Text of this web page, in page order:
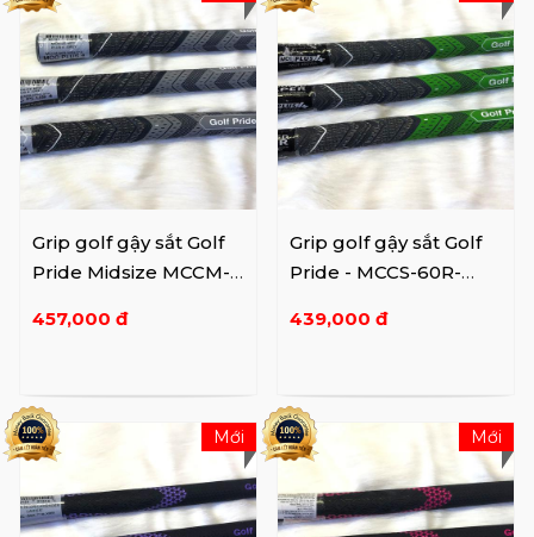
Grip golf gậy sắt Golf
Pride Midsize MCCM-
457,000 đ
Grip golf gậy sắt Golf
Pride - MCCS-60R-
439,000 đ
Mới Mới